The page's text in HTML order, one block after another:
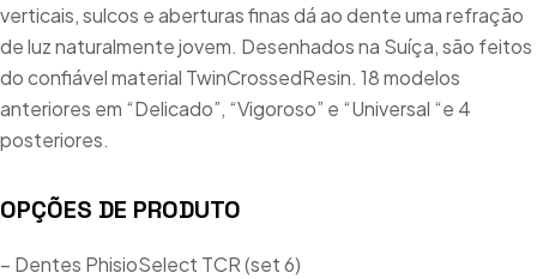
verticais, sulcos e aberturas finas dá ao dente uma refração
de luz naturalmente jovem. Desenhados na Suíça, são feitos
do confiável material TwinCrossedResin. 18 modelos
anteriores em “Delicado”, “Vigoroso” e “Universal “e 4
posteriores.
OPÇÕES DE PRODUTO
– Dentes PhisioSelect TCR (set 6)